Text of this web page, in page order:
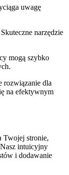
uwagę
Skuteczne narzędzie
mogą szybko
rozwiązanie dla
na efektywnym
Twojej stronie,
intuicyjny
i dodawanie